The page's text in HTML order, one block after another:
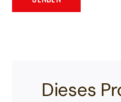
Dieses